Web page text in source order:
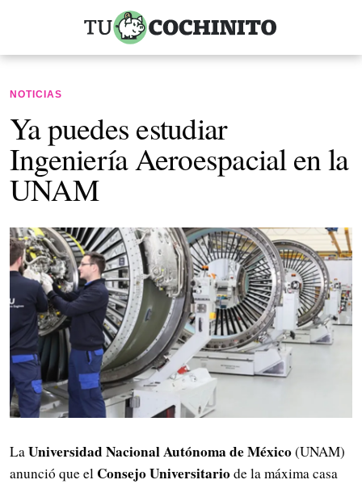
NOTICIAS
Ya puedes estudiar
Ingeniería Aeroespacial en la
UNAM
LaUniversidad Nacional Autónoma de México(UNAM)
anunció que el Consejo Universitariode la máxima casa